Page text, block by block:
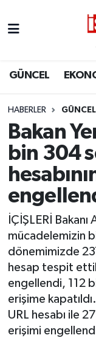
GÜNCEL
HABERLER GÜNCEL
Bakan
bin 304
İÇİŞLERİ
mücadelemizin
dönemimizde
hesap tespit
engellendi, 112
erişime
URL hesabı ile
erişimi
EKONOMİ
İSTANBUL
DÜNYA
SPOR
MAGAZİN
KÜLTÜR
SAĞLIK
BİLİM VE
OTOMOBİL
Nöbetçi
Hava
Trafik Durumu
Süper Lig
Tüm
Son Dakika
Haber Arşivi